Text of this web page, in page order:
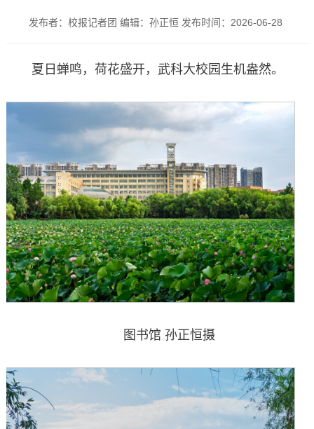
发布者：校报记者团 编辑：孙正恒 发布时间：2026-06-28
夏日蝉鸣，荷花盛开，武科大校园生机盎然。
图书馆 孙正恒摄